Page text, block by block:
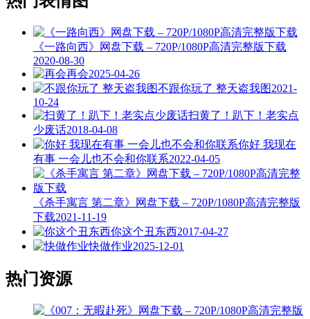
《一路向西》网盘下载 – 720P/1080P高清完整版下载
2020-08-30
再会2025-04-26
不跟你玩了 整天盗我图2021-
10-24
扫黄了！趴下！老实点
少废话2018-04-08
你好 我现在
有事 一会儿也不会和你联系2022-04-05
《杀手寓言 第二章》网盘下载 – 720P/1080P高清完整版
下载2021-11-19
你这个丑东西2017-04-27
快做作业2025-12-01
热门资源